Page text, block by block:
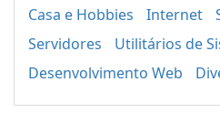
Casa e Hobbies
Internet
Servidores
Utilitários de
Desenvolvimento Web